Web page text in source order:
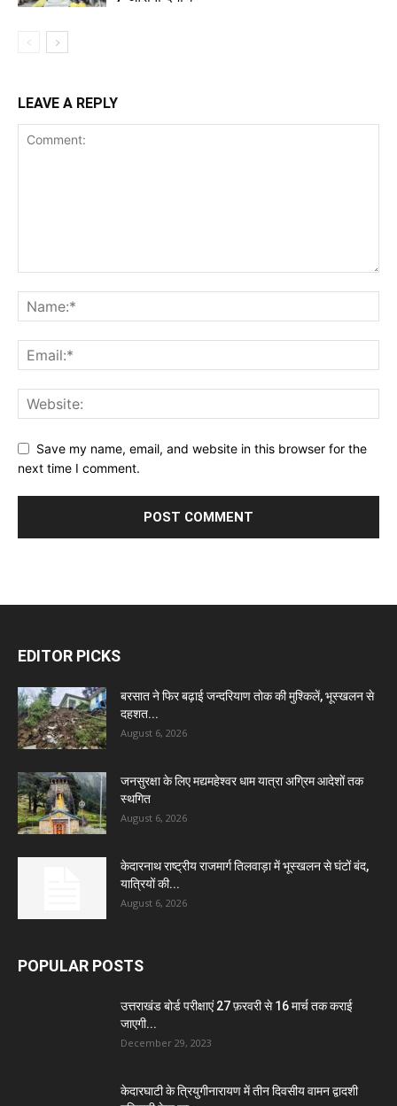
LEAVE A REPLY
Save my name, email, and website in this browser for the
next time I comment.
EDITOR PICKS
बरसात ने फिर बढ़ाई जन्दरियाण तोक की मुश्किलें, भूस्खलन से
दहशत...
August 6, 2026
जनसुरक्षा के लिए मद्यमहेश्वर धाम यात्रा अग्रिम आदेशों तक
स्थगित
August 6, 2026
केदारनाथ राष्ट्रीय राजमार्ग तिलवाड़ा में भूस्खलन से घंटों बंद,
यात्रियों की...
August 6, 2026
POPULAR POSTS
उत्तराखंड बोर्ड परीक्षाएं 27 फ़रवरी से 16 मार्च तक कराई
जाएगी...
December 29, 2023
केदारघाटी के त्रियुगीनारायण में तीन दिवसीय वामन द्वादशी